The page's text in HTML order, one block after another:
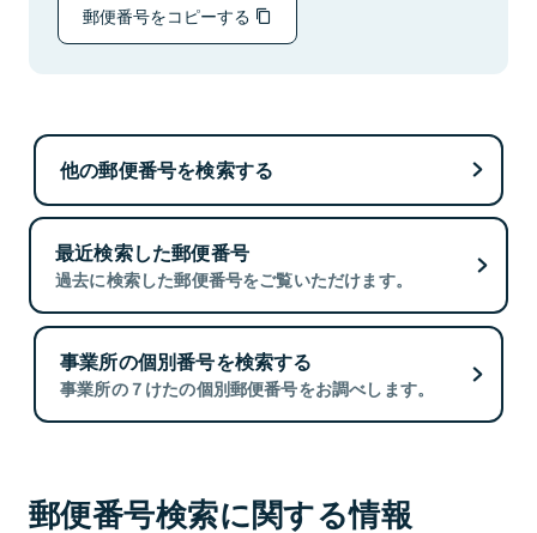
郵便番号をコピーする
他の郵便番号を検索する
最近検索した郵便番号
過去に検索した郵便番号をご覧いただけます。
事業所の個別番号を検索する
事業所の７けたの個別郵便番号をお調べします。
郵便番号検索に関する情報